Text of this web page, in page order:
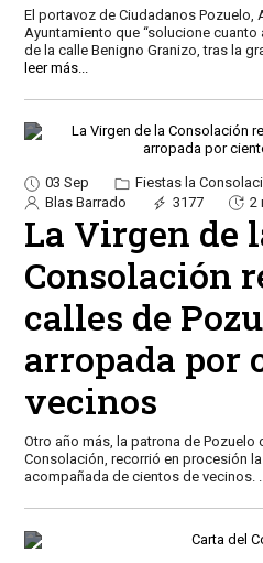
El portavoz de Ciudadanos Pozuelo,
Ayuntamiento que “solucione
de la calle Benigno Granizo, tras la
leer más...
03 Sep
Fiestas la
Blas Barrado
3177 2
La Virgen de
Consolación
calles de
arropada por
vecinos
Otro año más, la patrona de Pozuelo
Consolación, recorrió en procesión
acompañada de cientos de vecinos.